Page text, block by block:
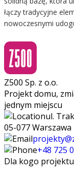
łączy tradycyjne
nowoczesnymi
Z500 Sp. z o.o.
Projekt domu,
jednym miejscu
ul.
05-077 Warszawa
+48 725
Dla kogo